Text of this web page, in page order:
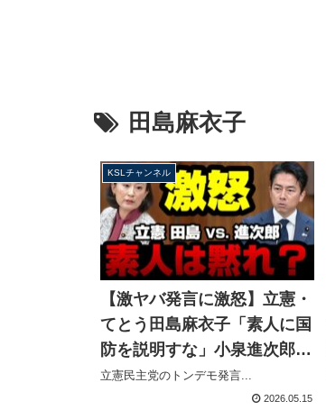
田島麻衣子
KSLチャンネル
【激ヤバ発言に激怒】立憲・
てとう田島麻衣子「素人に国
防を説明すな」小泉進次郎
「意味不明、国民に説明は必
要」完全論破する【KSLチャ
立憲民主党のトンデモ発言...
2026.05.15